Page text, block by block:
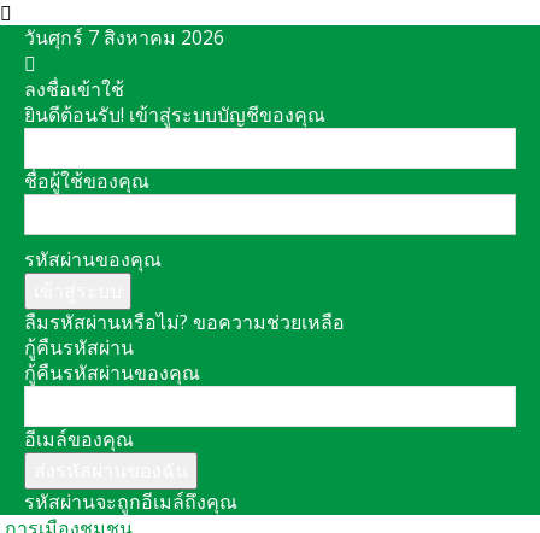
วันศุกร์ 7 สิงหาคม 2026
ลงชื่อเข้าใช้
ยินดีต้อนรับ! เข้าสู่ระบบบัญชีของคุณ
ชื่อผู้ใช้ของคุณ
รหัสผ่านของคุณ
ลืมรหัสผ่านหรือไม่? ขอความช่วยเหลือ
กู้คืนรหัสผ่าน
กู้คืนรหัสผ่านของคุณ
อีเมล์ของคุณ
รหัสผ่านจะถูกอีเมล์ถึงคุณ